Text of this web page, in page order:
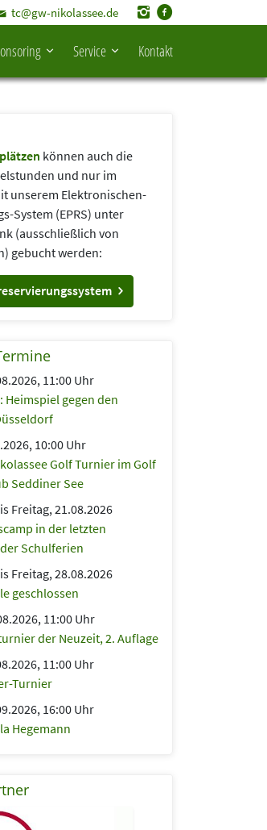
tc@gw-nikolassee.de
Service Kontakt
können auch die
und nur im
unserem Elektronischen-
System (EPRS) unter
(aus­schließlich von
gebucht werden:
11:00 Uhr
Heimspiel gegen den
10:00 Uhr
Golf Turnier im Golf
Seddiner See
Freitag, 21.08.2026
in der letzten
Schulferien
Freitag, 28.08.2026
geschlossen
11:00 Uhr
der Neuzeit, 2. Auflage
11:00 Uhr
Turnier
16:00 Uhr
Hegemann